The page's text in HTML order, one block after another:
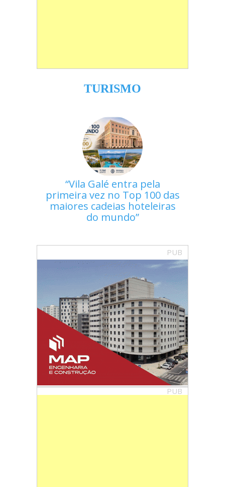
TURISMO
Vila Galé entra pela
primeira vez no Top 100 das
maiores cadeias hoteleiras
do mundo
PUB
PUB